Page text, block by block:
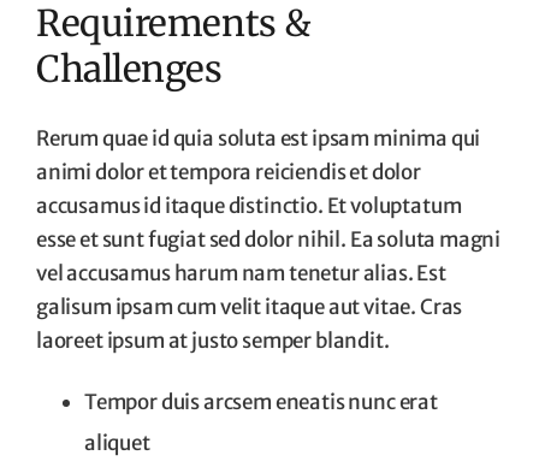
Requirements &
Challenges
Rerum quae id quia soluta est ipsam minima qui
animi dolor et tempora reiciendis et dolor
accusamus id itaque distinctio. Et voluptatum
esse et sunt fugiat sed dolor nihil. Ea soluta magni
vel accusamus harum nam tenetur alias. Est
galisum ipsam cum velit itaque aut vitae. Cras
laoreet ipsum at justo semper blandit.
Tempor duis arcsem eneatis nunc erat
aliquet